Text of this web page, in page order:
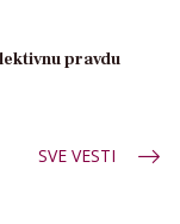
pravdu
SVE VESTI